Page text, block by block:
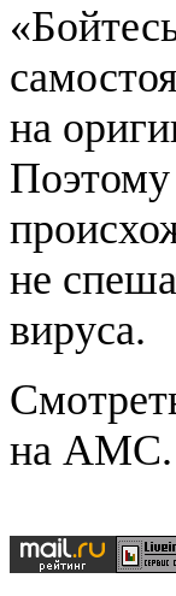
на
не
вируса.
на AMC.